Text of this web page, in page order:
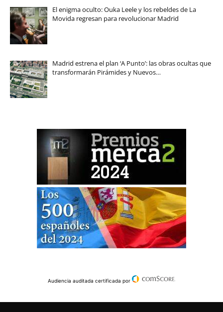
El enigma oculto: Ouka Leele y los rebeldes de La
Movida regresan para revolucionar Madrid
Madrid estrena el plan ‘A Punto’: las obras ocultas que
transformarán Pirámides y Nuevos…
Audiencia auditada certificada por